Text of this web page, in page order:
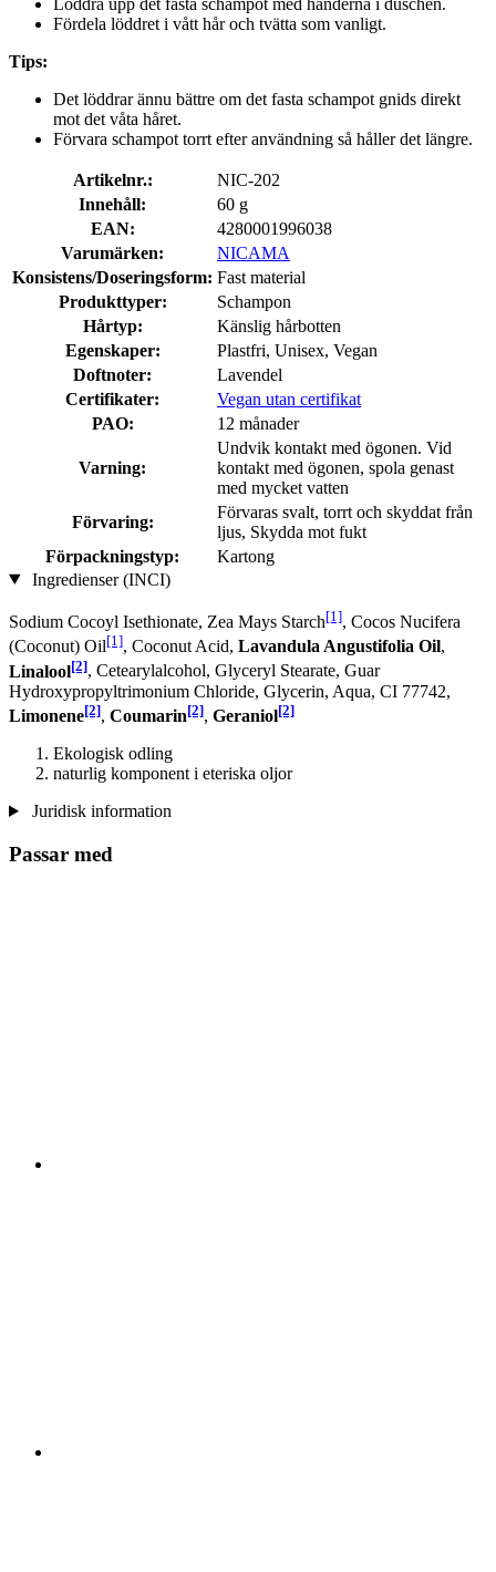
Fördela löddret i vått hår och tvätta som vanligt.
Tips:
Det löddrar ännu bättre om det fasta schampot gnids direkt
mot det våta håret.
Förvara schampot torrt efter användning så håller det längre.
Artikelnr.:
NIC-202
Innehåll:
60 g
EAN:
4280001996038
Varumärken:
NICAMA
Konsistens/Doseringsform: Fast material
Produkttyper:
Schampon
Hårtyp:
Känslig hårbotten
Egenskaper:
Plastfri, Unisex, Vegan
Doftnoter:
Lavendel
Certifikater:
Vegan utan certifikat
PAO:
12 månader
Varning:
Undvik kontakt med ögonen. Vid
kontakt med ögonen, spola genast
med mycket vatten
Förvaring:
Förvaras svalt, torrt och skyddat från
ljus, Skydda mot fukt
Förpackningstyp:
Kartong
Ingredienser (INCI)
Sodium Cocoyl Isethionate, Zea Mays Starch[1], Cocos Nucifera
(Coconut) Oil[1], Coconut Acid, Lavandula Angustifolia Oil,
Linalool[2], Cetearylalcohol, Glyceryl Stearate, Guar
Hydroxypropyltrimonium Chloride, Glycerin, Aqua, CI 77742,
Limonene[2], Coumarin[2], Geraniol[2]
Ekologisk odling
naturlig komponent i eteriska oljor
Juridisk information
Passar med